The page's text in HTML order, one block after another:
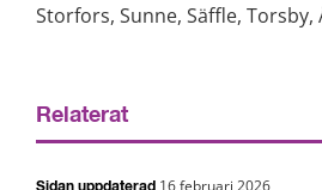
Storfors, Sunne, Säffle, Torsby,
Relaterat
16 februari 2026